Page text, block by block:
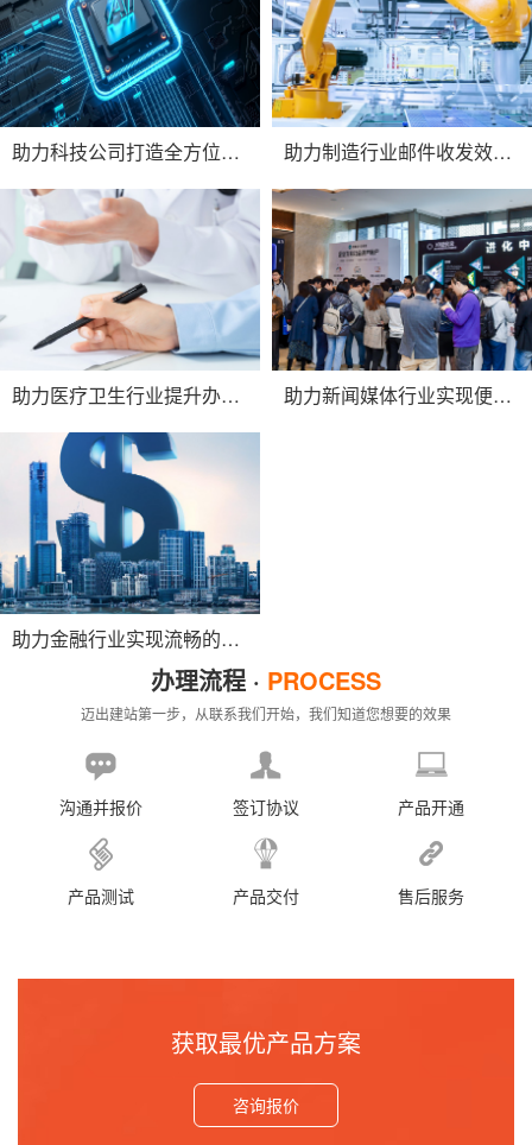
助力科技公司打造全方位安全、高效的通信方案，在科研上赢取更多时间。 助力制造行业邮件收发效率，提升邮箱系统稳定性和问题解决效率，实现企业降本增效目标。
助力医疗卫生行业提升办公管理和沟通效率，守护“时间”生命线。 助力新闻媒体行业实现便捷的移动办公体验，沟通效率提升60%。
助力金融行业实现流畅的电子账务对账，轻松搞定信息监管与取证的难题。
办理流程 · PROCESS
迈出建站第一步，从联系我们开始，我们知道您想要的效果
沟通并报价 签订协议 产品开通
产品测试 产品交付 售后服务
获取最优产品方案
咨询报价